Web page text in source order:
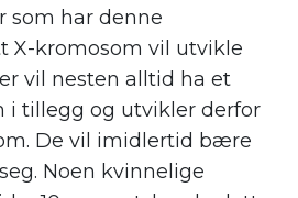
som har denne
X-kromosom vil utvikle
vil nesten alltid ha et
i tillegg og utvikler derfor
De vil imidlertid bære
Noen kvinnelige